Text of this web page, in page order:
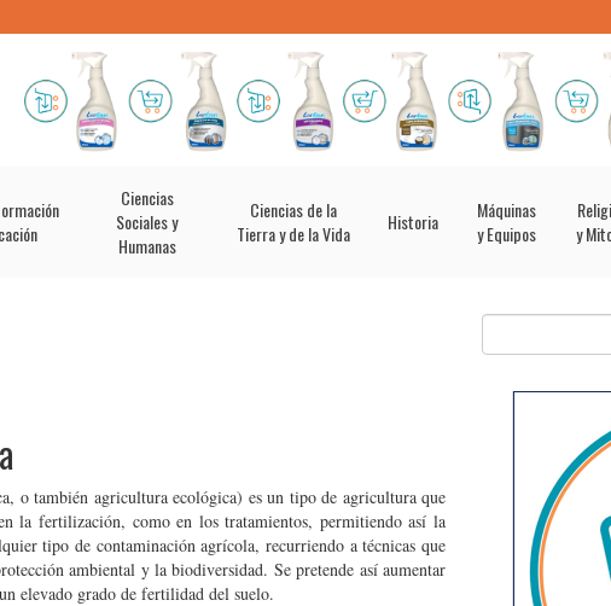
Ciencias
Sociales y
Humanas
Ciencias de la
Tierra y de la Vida
Historia
Máquinas
y Equipos
y
o también agricultura ecológica) es un tipo de agricultura que
la fertilización, como en los tratamientos, permitiendo así la
tipo de contaminación agrícola, recurriendo a técnicas que
ambiental y la biodiversidad. Se pretende así aumentar
elevado grado de fertilidad del suelo.